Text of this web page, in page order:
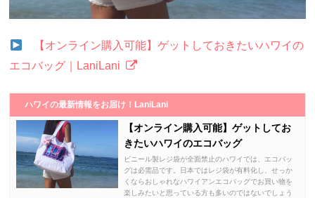
【オンライン購入可能】ゲットしておきたいハワイの
エコバッグ｜LaniLani
ハワイの最新情報をお届け！LaniLani
【オンライン購入可能】ゲットしてお
きたいハワイのエコバッグ
ビニール製レジ袋が全面禁止のハワイでは、エコバッ
グは必需品です。日本ではレジ袋が有料化し、せっか
くならおしゃれなハワイアンエコバッグでお買い物を
楽しみたいと思っている方も多いのではないでしょう